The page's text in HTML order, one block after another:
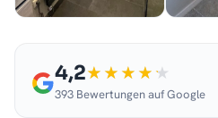
4,2
393 Bewertungen auf Google